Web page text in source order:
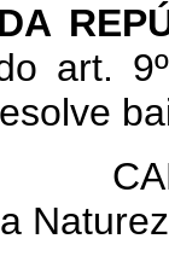
art.